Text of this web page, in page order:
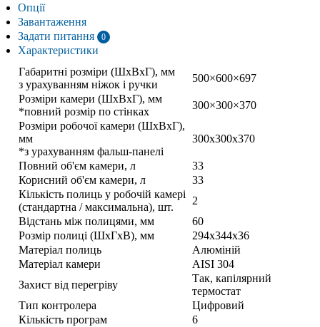
Опції
Завантаження
Задати питання
0
Характеристики
Габаритні розміри (ШхВхГ), мм
з урахуванням ніжок і ручки
500×600×697
Розміри камери (ШхВхГ), мм
*повний розмір по стінках
300×300×370
Розміри робочої камери (ШхВхГ),
мм
*з урахуванням фальш-панелі
300х300х370
Повний об'єм камери, л
33
Корисний об'єм камери, л
33
Кількість полиць у робочій камері
(стандартна / максимальна), шт.
2
Відстань між полицями, мм
60
Розмір полиці (ШхГхВ), мм
294х344х36
Матеріал полиць
Алюміній
Матеріал камери
AISI 304
Захист від перегріву
Так, капілярний
термостат
Тип контролера
Цифровий
Кількість програм
6